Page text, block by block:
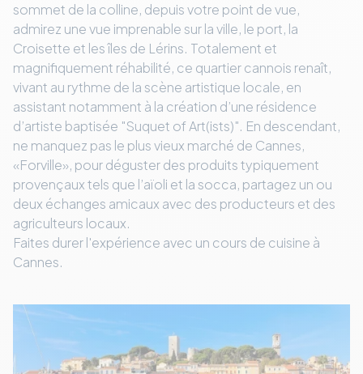
sommet de la colline, depuis votre point de vue,
admirez une vue imprenable sur la ville, le port, la
Croisette et les îles de Lérins. Totalement et
magnifiquement réhabilité, ce quartier cannois renaît,
vivant au rythme de la scène artistique locale, en
assistant notamment à la création d’une résidence
d’artiste baptisée "Suquet of Art(ists)". En descendant,
ne manquez pas le plus vieux marché de Cannes,
«Forville», pour déguster des produits typiquement
provençaux tels que l’aïoli et la socca, partagez un ou
deux échanges amicaux avec des producteurs et des
agriculteurs locaux.
Faites durer l'expérience avec un cours de cuisine à
Cannes.